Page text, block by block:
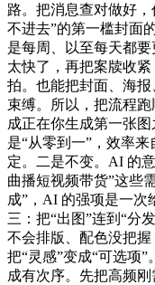
路。把消息查对做好
不进去”的第一槛封面
是每周、以至每天都
太快了，再把案牍收
拍。也能把封面、海
束缚。所以，把流程
成正在你生成第一张
是“从零到一”，效率
定。二是不变。AI 的
曲播短视频带货”这些
成”，AI 的强项是一次
三：把“出图”连到“分
不会排版、配色没把握
把“灵感”变成“可选项
成有次序。先把高频